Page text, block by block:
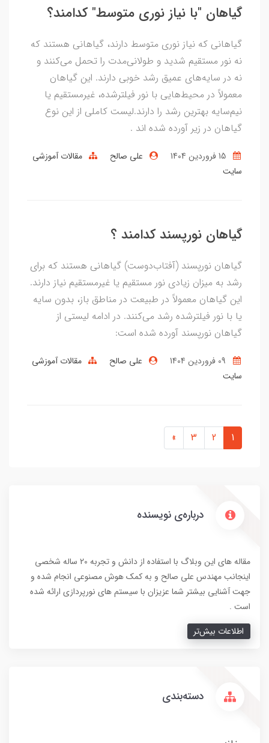
گیاهان "با نیاز نوری متوسط" کدامند؟
گیاهانی که نیاز نوری متوسط دارند، گیاهانی هستند که
نه نور مستقیم شدید و طولانی‌مدت را تحمل می‌کنند و
نه در سایه‌های عمیق رشد خوبی دارند. این گیاهان
معمولاً در محیط‌هایی با نور فیلترشده، غیرمستقیم یا
نیم‌سایه بهترین رشد را دارند.لیست کاملی از این نوع
گیاهان در زیر آورده شده اند .
علی صالح
مقالات آموزشی
سایت
گیاهان نورپسند کدامند ؟
گیاهان نورپسند (آفتاب‌دوست) گیاهانی هستند که برای
رشد به میزان زیادی نور مستقیم یا غیرمستقیم نیاز دارند.
این گیاهان معمولاً در طبیعت در مناطق باز، بدون سایه
یا با نور فیلترشده رشد می‌کنند. در ادامه لیستی از
گیاهان نورپسند آورده شده است:
علی صالح
مقالات آموزشی
سایت
1
2
3
»
درباره‌ی نویسنده
مقاله های این وبلاگ با استفاده از دانش و تجربه 20 ساله شخصی
اینجانب مهندس علی صالح و به کمک هوش مصنوعی انجام شده و
جهت آشنایی بیشتر شما عزیزان با سیستم های نورپردازی ارائه شده
است .
اطلاعات بیش‌تر
دسته‌بندی